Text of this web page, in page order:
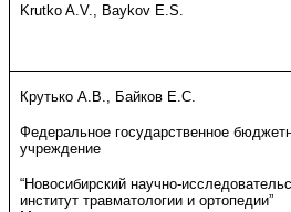
Krutko A.V., Baykov E.S.
Крутько А.В., Байков Е.С.
Федеральное государственное
учреждение
“Новосибирский научно-
институт травматологии и ортопедии”